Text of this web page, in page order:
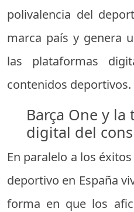
polivalencia del
marca país y genera
las plataformas
contenidos deportivos.
Barça One y
digital del
En paralelo a los
deportivo en España
forma en que los